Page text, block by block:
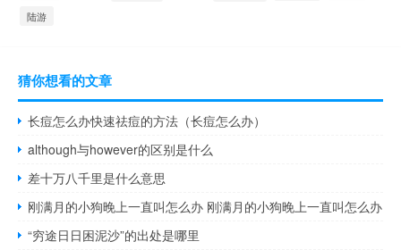
陆游
猜你想看的文章
长痘怎么办快速祛痘的方法（长痘怎么办）
although与however的区别是什么
差十万八千里是什么意思
刚满月的小狗晚上一直叫怎么办 刚满月的小狗晚上一直叫怎么办
“穷途日日困泥沙”的出处是哪里